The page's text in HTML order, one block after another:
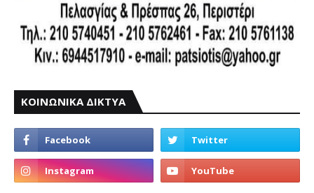
ΚΟΙΝΩΝΙΚΑ ΔΙΚΤΥΑ